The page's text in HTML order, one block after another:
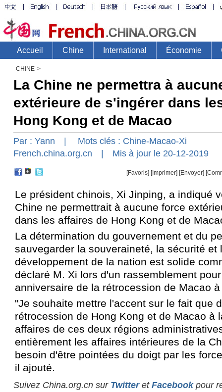
CHINE >
La Chine ne permettra à
extérieure de s'ingérer dans
Hong Kong et de Macao
Par : Yann | Mots clés : Chine-Macao-Xi
French.china.org.cn | Mis à jour le 20-12-2019
[Favoris] [Imprimer] [Envoyer]
Le président chinois, Xi Jinping, a indiqué
Chine ne permettrait à aucune force
dans les affaires de Hong Kong et de
La détermination du gouvernement et du
sauvegarder la souveraineté, la sécurité et
développement de la nation est solide
déclaré M. Xi lors d'un rassemblement
anniversaire de la rétrocession de Macao
"Je souhaite mettre l'accent sur le fait que
rétrocession de Hong Kong et de Macao à
affaires de ces deux régions
entièrement les affaires intérieures de la
besoin d'être pointées du doigt par les
il ajouté.
Suivez China.org.cn sur Twitteret Facebookpour